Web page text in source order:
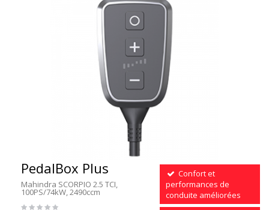
PedalBox Plus
Mahindra SCORPIO 2.5 TCI,
100PS/74kW, 2490ccm
Confort et
performances de
conduite améliorées